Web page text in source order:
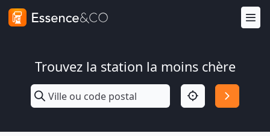
Trouvez la station la moins chère